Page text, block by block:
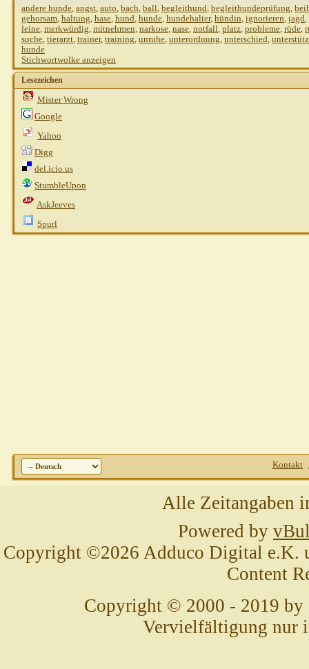
andere hunde, angst, auto, bach, ball, begleithund, begleithundeprüfung,
gehorsam, haltung, hase, hund, hunde, hundehalter, hündin, ignorieren, jagd,
leine, merkwürdig, mitnehmen, narkose, nase, notfall, platz, probleme, rüde,
suche, tierarzt, trainer, training, unruhe, unterordnung, unterschied,
hunde
Stichwortwolke anzeigen
Lesezeichen
Mister Wrong
Google
Yahoo
Digg
del.icio.us
StumbleUpon
AskJeeves
Spurl
Kontakt
Alle Zeitangaben
Powered by
Copyright ©2026 Adduco Digital e.K.
Content
Copyright © 2000 - 2019 by
Vervielfältigung nur